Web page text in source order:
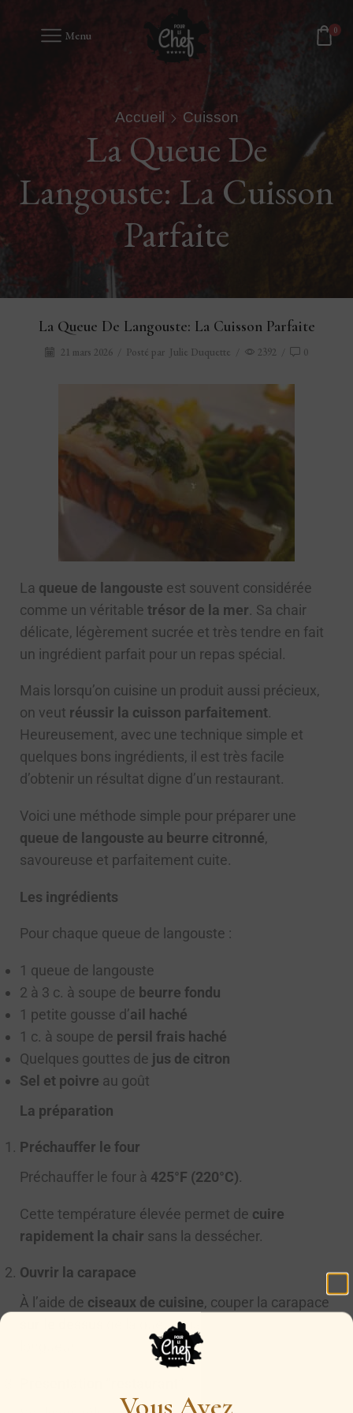
Menu 0
Accueil Cuisson
La Queue De
Langouste: La Cuisson
Parfaite
La Queue De Langouste: La Cuisson Parfaite
21 mars 2026 Posté par Julie Duquette 2392 0
La queue de langouste est souvent considérée
comme un véritable trésor de la mer. Sa chair
délicate, légèrement sucrée et très tendre en fait
un ingrédient parfait pour un repas spécial.
Mais lorsqu’on cuisine un produit aussi précieux,
on veut réussir la cuisson parfaitement.
Heureusement, avec une technique simple et
quelques bons ingrédients, il est très facile
d’obtenir un résultat digne d’un restaurant.
Voici une méthode simple pour préparer une
queue de langouste au beurre citronné,
savoureuse et parfaitement cuite.
Les ingrédients
Pour chaque queue de langouste :
1 queue de langouste
2 à 3 c. à soupe de beurre fondu
1 petite gousse d’ail haché
1 c. à soupe de persil frais haché
Quelques gouttes de jus de citron
Sel et poivre au goût
La préparation
Préchauffer le four
Préchauffer le four à 425°F (220°C).
Cette température élevée permet de cuire
rapidement la chair sans la dessécher.
Ouvrir la carapace
À l’aide de ciseaux de cuisine, couper la carapace
de la queue, dans le sens de la